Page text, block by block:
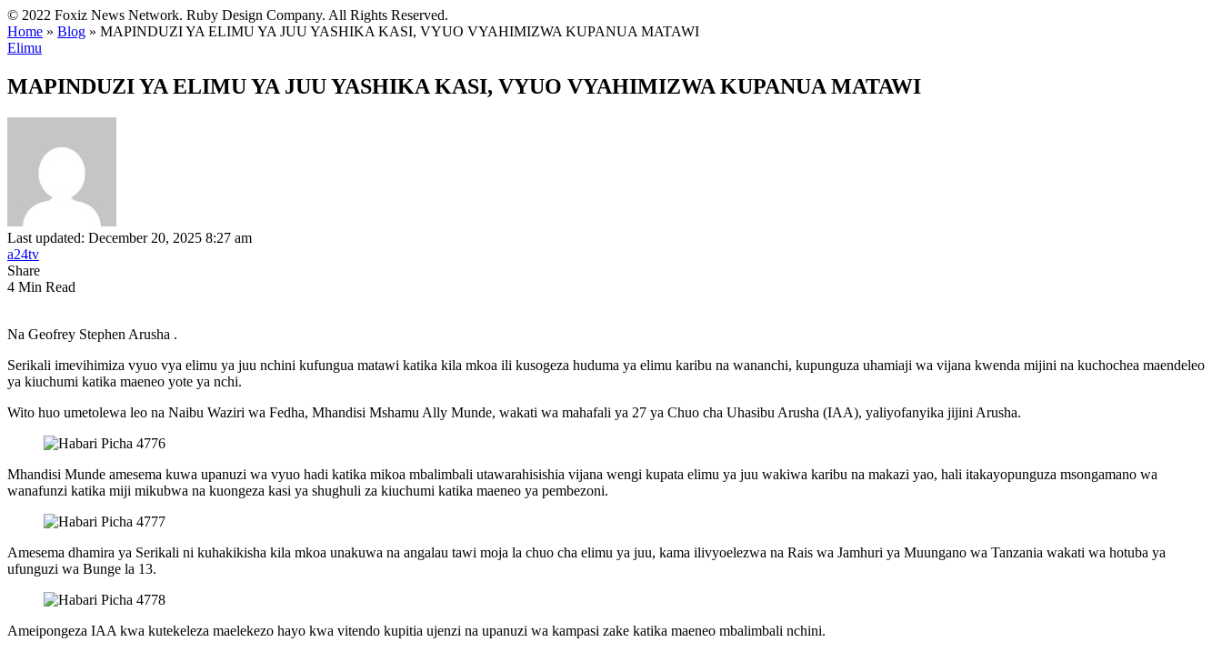
© 2022 Foxiz News Network. Ruby Design Company. All Rights Reserved.
Home » Blog » MAPINDUZI YA ELIMU YA JUU YASHIKA KASI, VYUO VYAHIMIZWA KUPANUA MATAWI
Elimu
MAPINDUZI YA ELIMU YA JUU YASHIKA KASI, VYUO VYAHIMIZWA KUPANUA MATAWI
Last updated: December 20, 2025 8:27 am
a24tv
Share
4 Min Read
Na Geofrey Stephen Arusha .
Serikali imevihimiza vyuo vya elimu ya juu nchini kufungua matawi katika kila mkoa ili kusogeza huduma ya elimu karibu na wananchi, kupunguza uhamiaji wa vijana kwenda mijini na kuchochea maendeleo
ya kiuchumi katika maeneo yote ya nchi.
Wito huo umetolewa leo na Naibu Waziri wa Fedha, Mhandisi Mshamu Ally Munde, wakati wa mahafali ya 27 ya Chuo cha Uhasibu Arusha (IAA), yaliyofanyika jijini Arusha.
Mhandisi Munde amesema kuwa upanuzi wa vyuo hadi katika mikoa mbalimbali utawarahisishia vijana wengi kupata elimu ya juu wakiwa karibu na makazi yao, hali itakayopunguza msongamano wa
wanafunzi katika miji mikubwa na kuongeza kasi ya shughuli za kiuchumi katika maeneo ya pembezoni.
Amesema dhamira ya Serikali ni kuhakikisha kila mkoa unakuwa na angalau tawi moja la chuo cha elimu ya juu, kama ilivyoelezwa na Rais wa Jamhuri ya Muungano wa Tanzania wakati wa hotuba ya
ufunguzi wa Bunge la 13.
Ameipongeza IAA kwa kutekeleza maelekezo hayo kwa vitendo kupitia ujenzi na upanuzi wa kampasi zake katika maeneo mbalimbali nchini.